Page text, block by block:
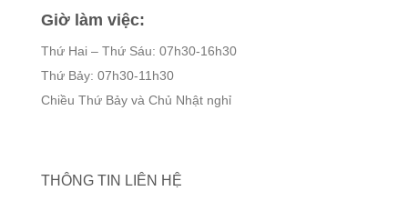
Giờ làm việc:
Thứ Hai – Thứ Sáu: 07h30-16h30
Thứ Bảy: 07h30-11h30
Chiều Thứ Bảy và Chủ Nhật nghỉ
THÔNG TIN LIÊN HỆ